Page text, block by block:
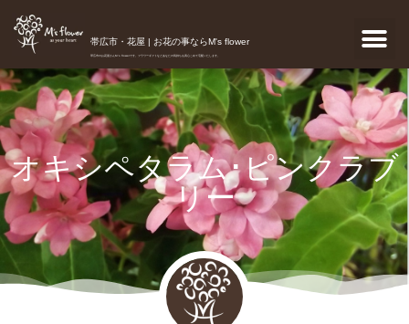
帯広市・花屋 | お花の事ならM's flower
帯広市のお花屋さんM's flowerです。フラワーギフトなどあなたの気持ちを真心こめて宅配いたします。
オキシペタラム･ピンクラブ
リー